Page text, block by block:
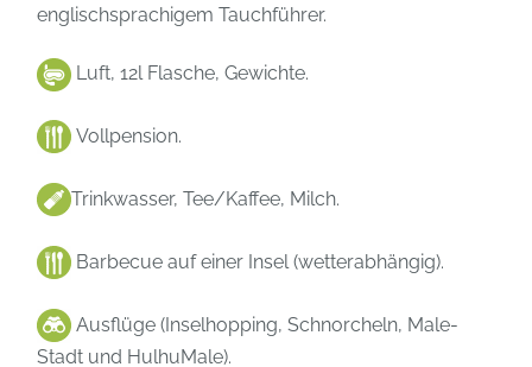
englischsprachigem Tauchführer.
Luft, 12l Flasche, Gewichte.
Vollpension.
Trinkwasser, Tee/Kaffee, Milch.
Barbecue auf einer Insel (wetterabhängig).
Ausflüge (Inselhopping, Schnorcheln, Male-
Stadt und HulhuMale).